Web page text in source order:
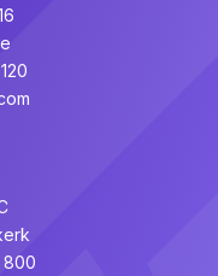
800